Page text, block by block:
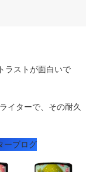
ラストが面白いで
イターで、その耐久
ーブログ